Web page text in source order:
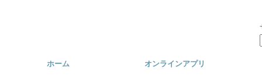
ホーム オンラインアプリ